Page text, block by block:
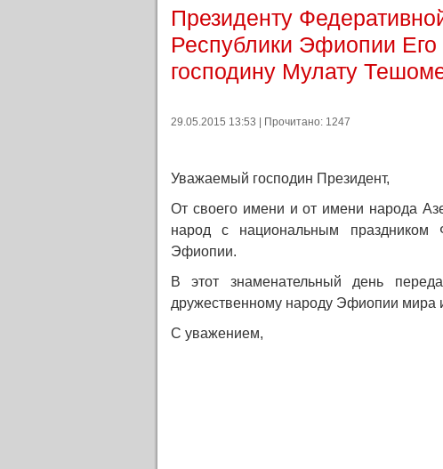
Президенту
Республики Эфиопии Его
господину Мулату
29.05.2015 13:53 | Прочитано: 1247
Уважаемый господин Президент,
От своего имени и от имени народа
народ с национальным праздником
Эфиопии.
В этот знаменательный день
дружественному народу Эфиопии мира
С уважением,